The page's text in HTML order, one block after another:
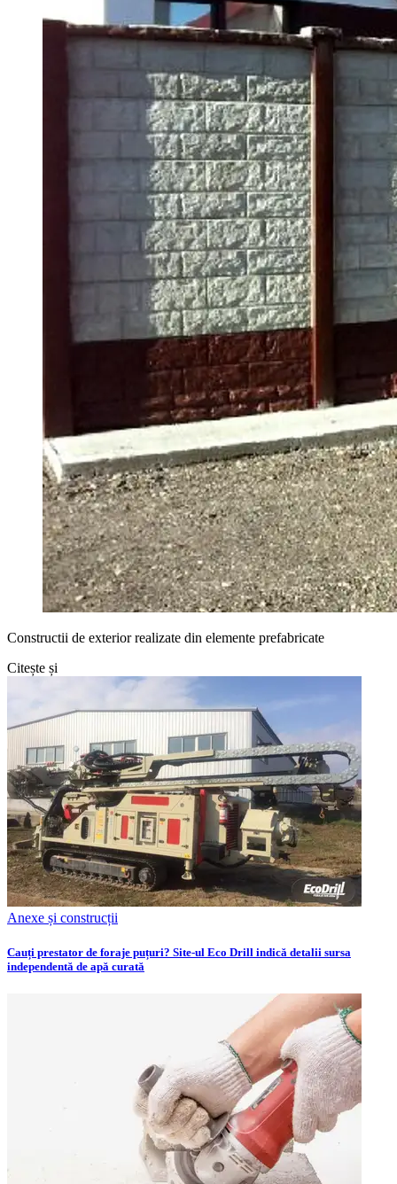
Constructii de exterior realizate din elemente prefabricate
Citește și
Anexe și construcții
Cauți prestator de foraje puțuri? Site-ul Eco Drill indică detalii sursa
independentă de apă curată